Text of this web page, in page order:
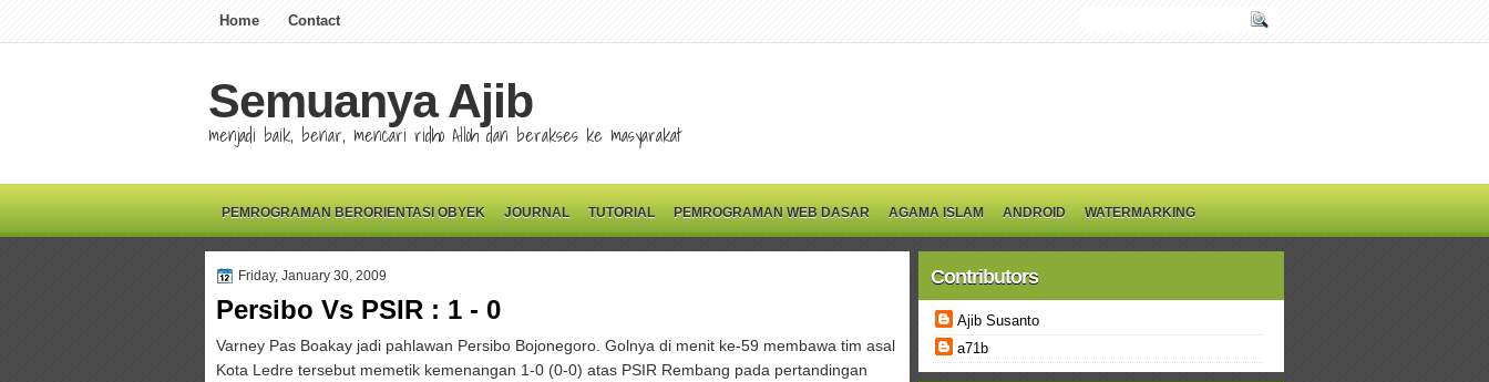
Home Contact
Semuanya Ajib
menjadi baik, benar, mencari ridho Alloh dan berakses ke masyarakat
PEMROGRAMAN BERORIENTASI OBYEK JOURNAL TUTORIAL PEMROGRAMAN WEB DASAR AGAMA ISLAM ANDROID WATERMARKING
Friday, January 30, 2009
Persibo Vs PSIR : 1 - 0
Varney Pas Boakay jadi pahlawan Persibo Bojonegoro. Golnya di menit ke-59 membawa tim asal
Kota Ledre tersebut memetik kemenangan 1-0 (0-0) atas PSIR Rembang pada pertandingan
Contributors
Ajib Susanto
a71b